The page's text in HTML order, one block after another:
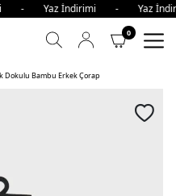
- Yaz İndirimi -
0
Dokulu Bambu Erkek Çorap